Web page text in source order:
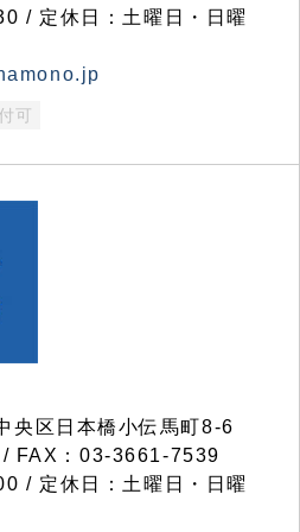
/ 定休日：土曜日・日曜
可
区日本橋小伝馬町8-6
FAX：03-3661-7539
/ 定休日：土曜日・日曜